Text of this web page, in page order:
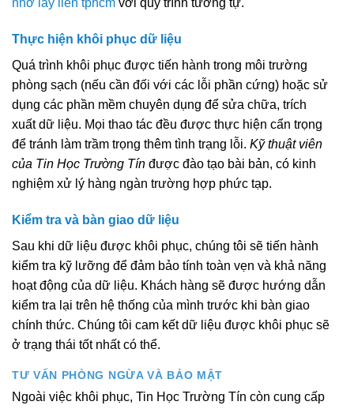
nhớ lấy liền tphcm với quy trình tương tự.
Thực hiện khôi phục dữ liệu
Quá trình khôi phục được tiến hành trong môi trường
phòng sạch (nếu cần đối với các lỗi phần cứng) hoặc sử
dụng các phần mềm chuyên dụng để sửa chữa, trích
xuất dữ liệu. Mọi thao tác đều được thực hiện cẩn trọng
để tránh làm trầm trọng thêm tình trạng lỗi. Kỹ thuật viên
của Tin Học Trường Tín được đào tạo bài bản, có kinh
nghiệm xử lý hàng ngàn trường hợp phức tạp.
Kiểm tra và bàn giao dữ liệu
Sau khi dữ liệu được khôi phục, chúng tôi sẽ tiến hành
kiểm tra kỹ lưỡng để đảm bảo tính toàn vẹn và khả năng
hoạt động của dữ liệu. Khách hàng sẽ được hướng dẫn
kiểm tra lại trên hệ thống của mình trước khi bàn giao
chính thức. Chúng tôi cam kết dữ liệu được khôi phục sẽ
ở trạng thái tốt nhất có thể.
TƯ VẤN PHÒNG NGỪA VÀ BẢO MẬT
Ngoài việc khôi phục, Tin Học Trường Tín còn cung cấp